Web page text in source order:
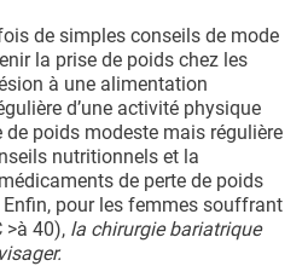
de simples conseils de mode
la prise de poids chez les
à une alimentation
d’une activité physique
de poids modeste mais régulière
nutritionnels et la
de perte de poids
pour les femmes souffrant
>à 40), la chirurgie bariatrique